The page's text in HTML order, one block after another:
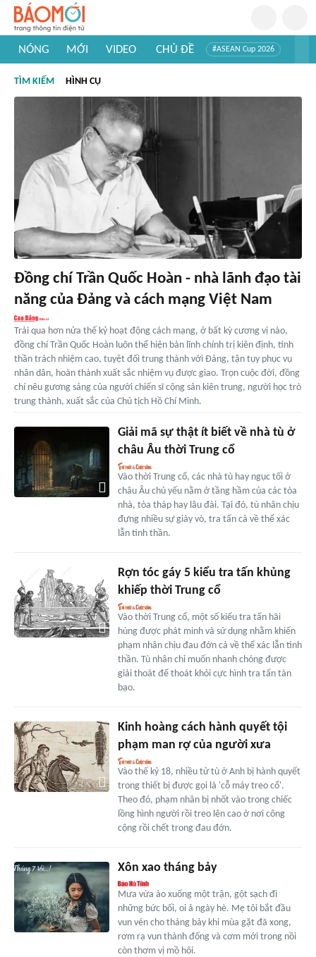
NÓNG MỚI VIDEO CHỦ ĐỀ #ASEAN Cup 2026
#Khám phá thế giới
TÌM KIẾM HÌNH CỤ
Đồng chí Trần Quốc Hoàn - nhà lãnh đạo tài
năng của Đảng và cách mạng Việt Nam
Trải qua hơn nửa thế kỷ hoạt động cách mạng, ở bất kỳ cương vị nào,
đồng chí Trần Quốc Hoàn luôn thể hiện bản lĩnh chính trị kiên định, tinh
thần trách nhiệm cao, tuyệt đối trung thành với Đảng, tận tụy phục vụ
nhân dân, hoàn thành xuất sắc nhiệm vụ được giao. Trọn cuộc đời, đồng
chí nêu gương sáng của người chiến sĩ cộng sản kiên trung, người học trò
trung thành, xuất sắc của Chủ tịch Hồ Chí Minh.
Giải mã sự thật ít biết về nhà tù ở
châu Âu thời Trung cổ
Vào thời Trung cổ, các nhà tù hay ngục tối ở
châu Âu chủ yếu nằm ở tầng hầm của các tòa
nhà, tòa tháp hay lâu đài. Tại đó, tù nhân chịu
đựng nhiều sự giày vò, tra tấn cả về thể xác
lẫn tinh thần.
Rợn tóc gáy 5 kiểu tra tấn khủng
khiếp thời Trung cổ
Vào thời Trung cổ, một số kiểu tra tấn hãi
hùng được phát minh và sử dụng nhằm khiến
phạm nhân chịu đau đớn cả về thể xác lẫn tinh
thần. Tù nhân chỉ muốn nhanh chóng được
giải thoát để thoát khỏi cực hình tra tấn tàn
bạo.
Kinh hoàng cách hành quyết tội
phạm man rợ của người xưa
Vào thế kỷ 18, nhiều tử tù ở Anh bị hành quyết
trong thiết bị được gọi là 'cỗ máy treo cổ'.
Theo đó, phạm nhân bị nhốt vào trong chiếc
lồng hình người rồi treo lên cao ở nơi công
cộng rồi chết trong đau đớn.
Xôn xao tháng bảy
Mưa vừa ào xuống một trận, gột sạch đi
những bức bối, oi ả ngày hè. Mẹ tôi bắt đầu
vun vén cho tháng bảy khi mùa gặt đã xong,
rơm rạ vun thành đống và cơm mới trong nồi
còn thơm vị mồ hôi.